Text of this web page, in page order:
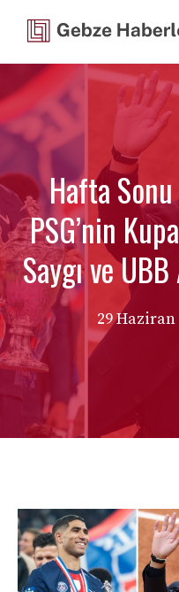
Hafta
PSG’nin
Saygı ve
29 Haziran